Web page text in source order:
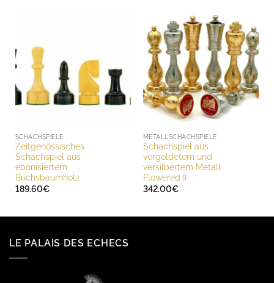
SCHACHSPIELE
Zeitgenössisches
Schachspiel aus
ebonisiertem
Buchsbaumholz
189.60€
METALLSCHACHSPIELE
Schachspiel aus
vergoldetem und
versilbertem Metall
Flowered II
342.00€
LE PALAIS DES ECHECS